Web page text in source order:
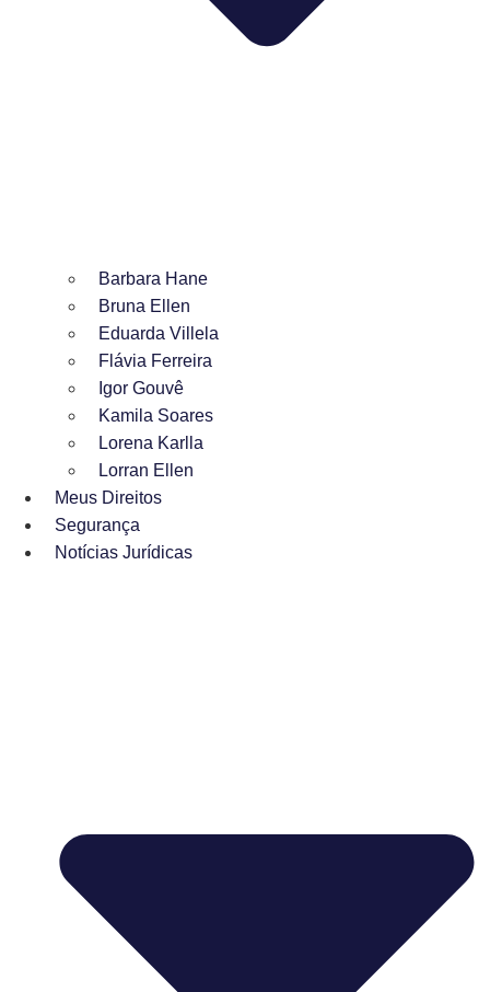
Barbara Hane
Bruna Ellen
Eduarda Villela
Flávia Ferreira
Igor Gouvê
Kamila Soares
Lorena Karlla
Lorran Ellen
Meus Direitos
Segurança
Notícias Jurídicas